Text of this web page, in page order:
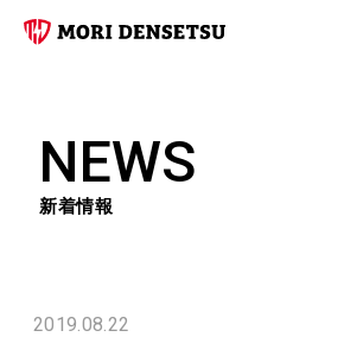
NEWS
新着情報
2019.08.22